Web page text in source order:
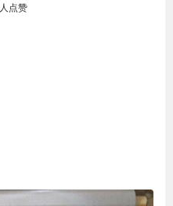
人点赞